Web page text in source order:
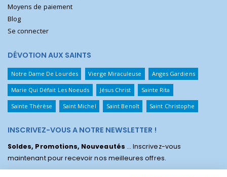
Moyens de paiement
Blog
Se connecter
DÉVOTION AUX SAINTS
Notre Dame De Lourdes Vierge Miraculeuse Anges Gardiens
Marie Qui Défait Les Noeuds Jésus Christ Sainte Rita
Sainte Thérèse Saint Michel Saint Benoît Saint Christophe
INSCRIVEZ-VOUS A NOTRE NEWSLETTER !
Soldes, Promotions, Nouveautés ... Inscrivez-vous
maintenant pour recevoir nos meilleures offres.